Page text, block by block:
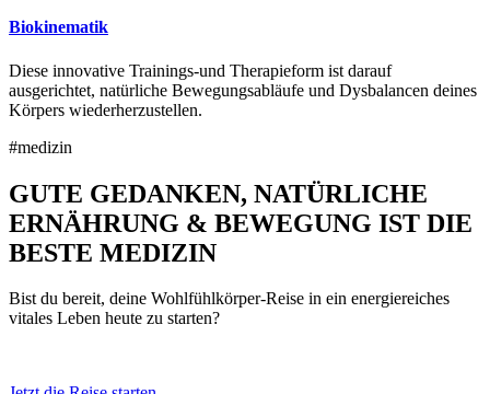
Biokinematik
Diese innovative Trainings-und Therapieform ist darauf
ausgerichtet, natürliche Bewegungsabläufe und Dysbalancen deines
Körpers wiederherzustellen.
#medizin
GUTE GEDANKEN, NATÜRLICHE
ERNÄHRUNG & BEWEGUNG IST DIE
BESTE MEDIZIN
Bist du bereit, deine Wohlfühlkörper-Reise in ein energiereiches
vitales Leben heute zu starten?